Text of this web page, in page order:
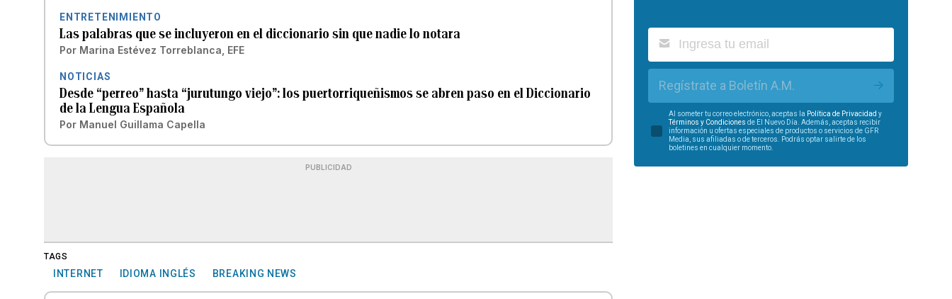
ENTRETENIMIENTO
Las palabras que se incluyeron en el diccionario sin que nadie lo notara
Por Marina Estévez Torreblanca, EFE
NOTICIAS
Desde “perreo” hasta “jurutungo viejo”: los puertorriqueñismos se abren paso en el Diccionario
de la Lengua Española
Por Manuel Guillama Capella
PUBLICIDAD
TAGS
INTERNET IDIOMA INGLÉS BREAKING NEWS
Regístrate a Boletín A.M.
Al someter tu correo electrónico, aceptas la Política de Privacidad y
Términos y Condiciones de El Nuevo Día. Además, aceptas recibir
información u ofertas especiales de productos o servicios de GFR
Media, sus afiliadas o de terceros. Podrás optar salirte de los
boletines en cualquier momento.